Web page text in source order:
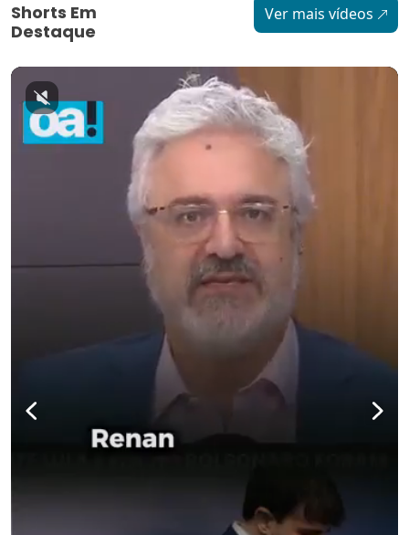
Shorts Em
Destaque
Ver mais vídeos